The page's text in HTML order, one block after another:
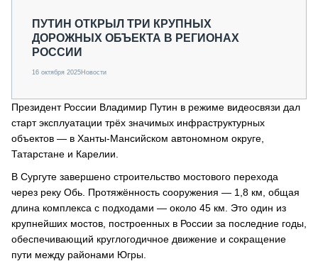
О ПРОЕКТЕ
ПУТИН ОТКРЫЛ ТРИ КРУПНЫХ
ДОРОЖНЫХ ОБЪЕКТА В РЕГИОНАХ
РОССИИ
16 октября 2025Новости
Президент России Владимир Путин в режиме видеосвязи дал
старт эксплуатации трёх значимых инфраструктурных
объектов — в Ханты-Мансийском автономном округе,
Татарстане и Карелии.
В Сургуте завершено строительство мостового перехода
через реку Обь. Протяжённость сооружения — 1,8 км, общая
длина комплекса с подходами — около 45 км. Это один из
крупнейших мостов, построенных в России за последние годы,
обеспечивающий круглогодичное движение и сокращение
пути между районами Югры.